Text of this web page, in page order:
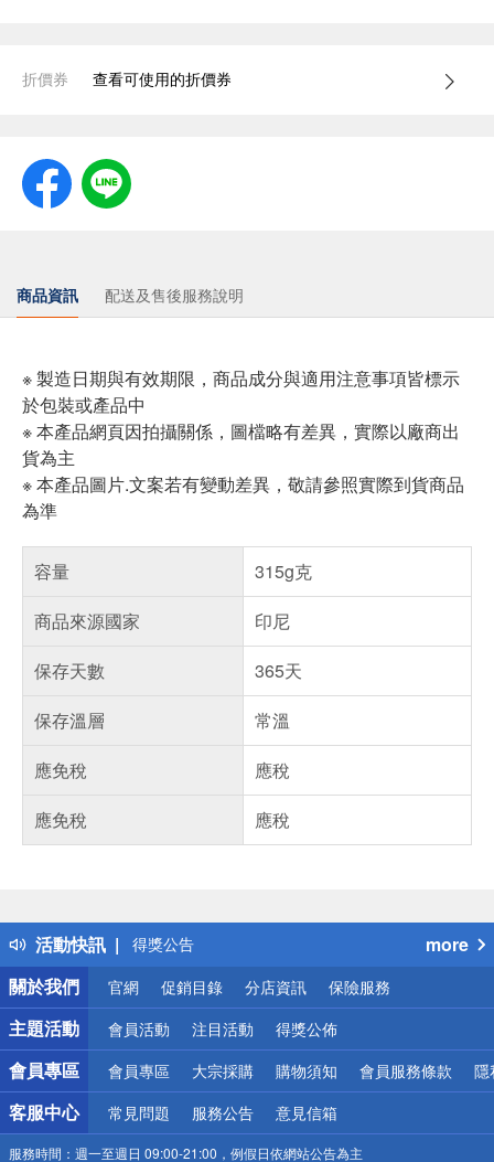
折價券 查看可使用的折價券
商品資訊 配送及售後服務說明
※ 製造日期與有效期限，商品成分與適用注意事項皆標示
於包裝或產品中
※ 本產品網頁因拍攝關係，圖檔略有差異，實際以廠商出
貨為主
※ 本產品圖片.文案若有變動差異，敬請參照實際到貨商品
為準
容量
315g克
商品來源國家
印尼
保存天數
365天
保存溫層
常溫
應免稅
應稅
應免稅
應稅
活動快訊
得獎公告
熱門話題
銀行優惠
偏遠地區配送
詐騙網頁！請小心！
more
關於我們
官網 促銷目錄 分店資訊 保險服務
主題活動 會員活動 注目活動 得獎公佈
會員專區 會員專區 大宗採購 購物須知 會員服務條款 隱
客服中心 常見問題 服務公告 意見信箱
服務時間： 週一至週日 09:00-21:00，例假日依網站公告為主